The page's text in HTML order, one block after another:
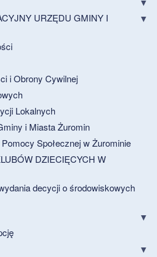
URZĘDU GMINY I
i Obrony Cywilnej
Lokalnych
i Miasta Żuromin
Społecznej w Żurominie
DZIECIĘCYCH W
decycji o środowiskowych